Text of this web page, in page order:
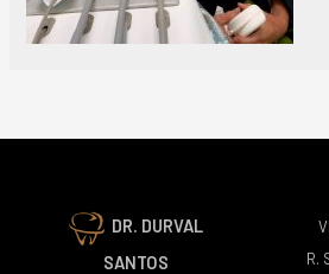
DR. DURVAL
SANTOS
R.